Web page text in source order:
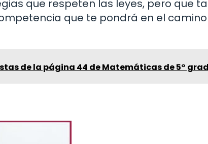
que respeten las leyes, pero que
que te pondrá en el camino
de la página 44 de Matemáticas de 5°